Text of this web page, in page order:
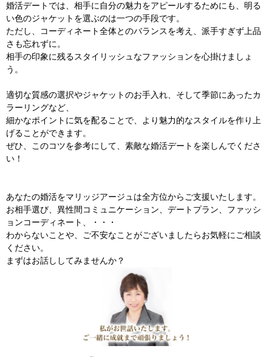
婚活デートでは、相手に自分の魅力をアピールするためにも、明る
い色のジャケットを選ぶのは一つの手段です。
ただし、コーディネート全体とのバランスを考え、派手すぎず上品
さも忘れずに。
相手の印象に残るスタイリッシュなファッションを心掛けましょ
う。
適切な質感の選択やジャケットのお手入れ、そして季節にあったカ
ラーリングなど、
細かなポイントに気を配ることで、より魅力的なスタイルを作り上
げることができます。
ぜひ、このコツを参考にして、素敵な婚活デートを楽しんでくださ
い！
あなたの婚活をマリッジアージュは全方位からご支援いたします。
お相手選び、異性間コミュニケーション、デートプラン、ファッシ
ョンコーディネート、・・・
わからないことや、ご不安なことがございましたらお気軽にご相談
ください。
まずはお話ししてみませんか？